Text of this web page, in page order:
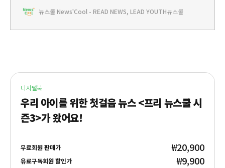
뉴스쿨 News'Cool - READ NEWS, LEAD YOUTH뉴스쿨
디지털북
우리 아이를 위한 첫걸음 뉴스 <프리 뉴스쿨 시
즌3>가 왔어요!
무료회원 판매가 ₩20,900
유료구독회원 할인가 ₩9,900